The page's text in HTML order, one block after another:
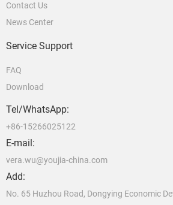
Contact Us
News Center
Service Support
FAQ
Download
Tel/WhatsApp:
+86-15266025122
E-mail:
vera.wu@youjia-china.com
Add:
No. 65 Huzhou Road, Dongying Economic